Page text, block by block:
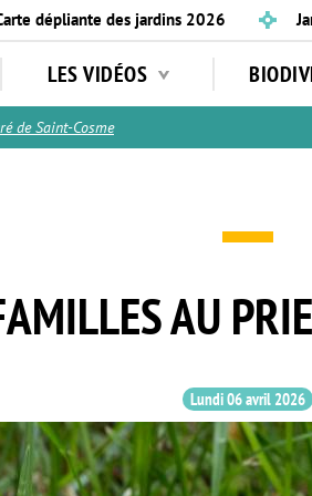
dépliante des jardins 2026
LES VIDÉOS
de Saint-Cosme
AU
Lundi 06 avril 2026